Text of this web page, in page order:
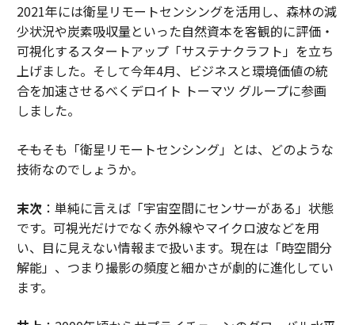
2021年には衛星リモートセンシングを活用し、森林の減
少状況や炭素吸収量といった自然資本を客観的に評価・
可視化するスタートアップ「サステナクラフト」を立ち
上げました。そして今年4月、ビジネスと環境価値の統
合を加速させるべくデロイト トーマツ グループに参画
しました。
――そもそも「衛星リモートセンシング」とは、どのような
技術なのでしょうか。
末次：単純に言えば「宇宙空間にセンサーがある」状態
です。可視光だけでなく赤外線やマイクロ波などを用
い、目に見えない情報まで扱います。現在は「時空間分
解能」、つまり撮影の頻度と細かさが劇的に進化してい
ます。